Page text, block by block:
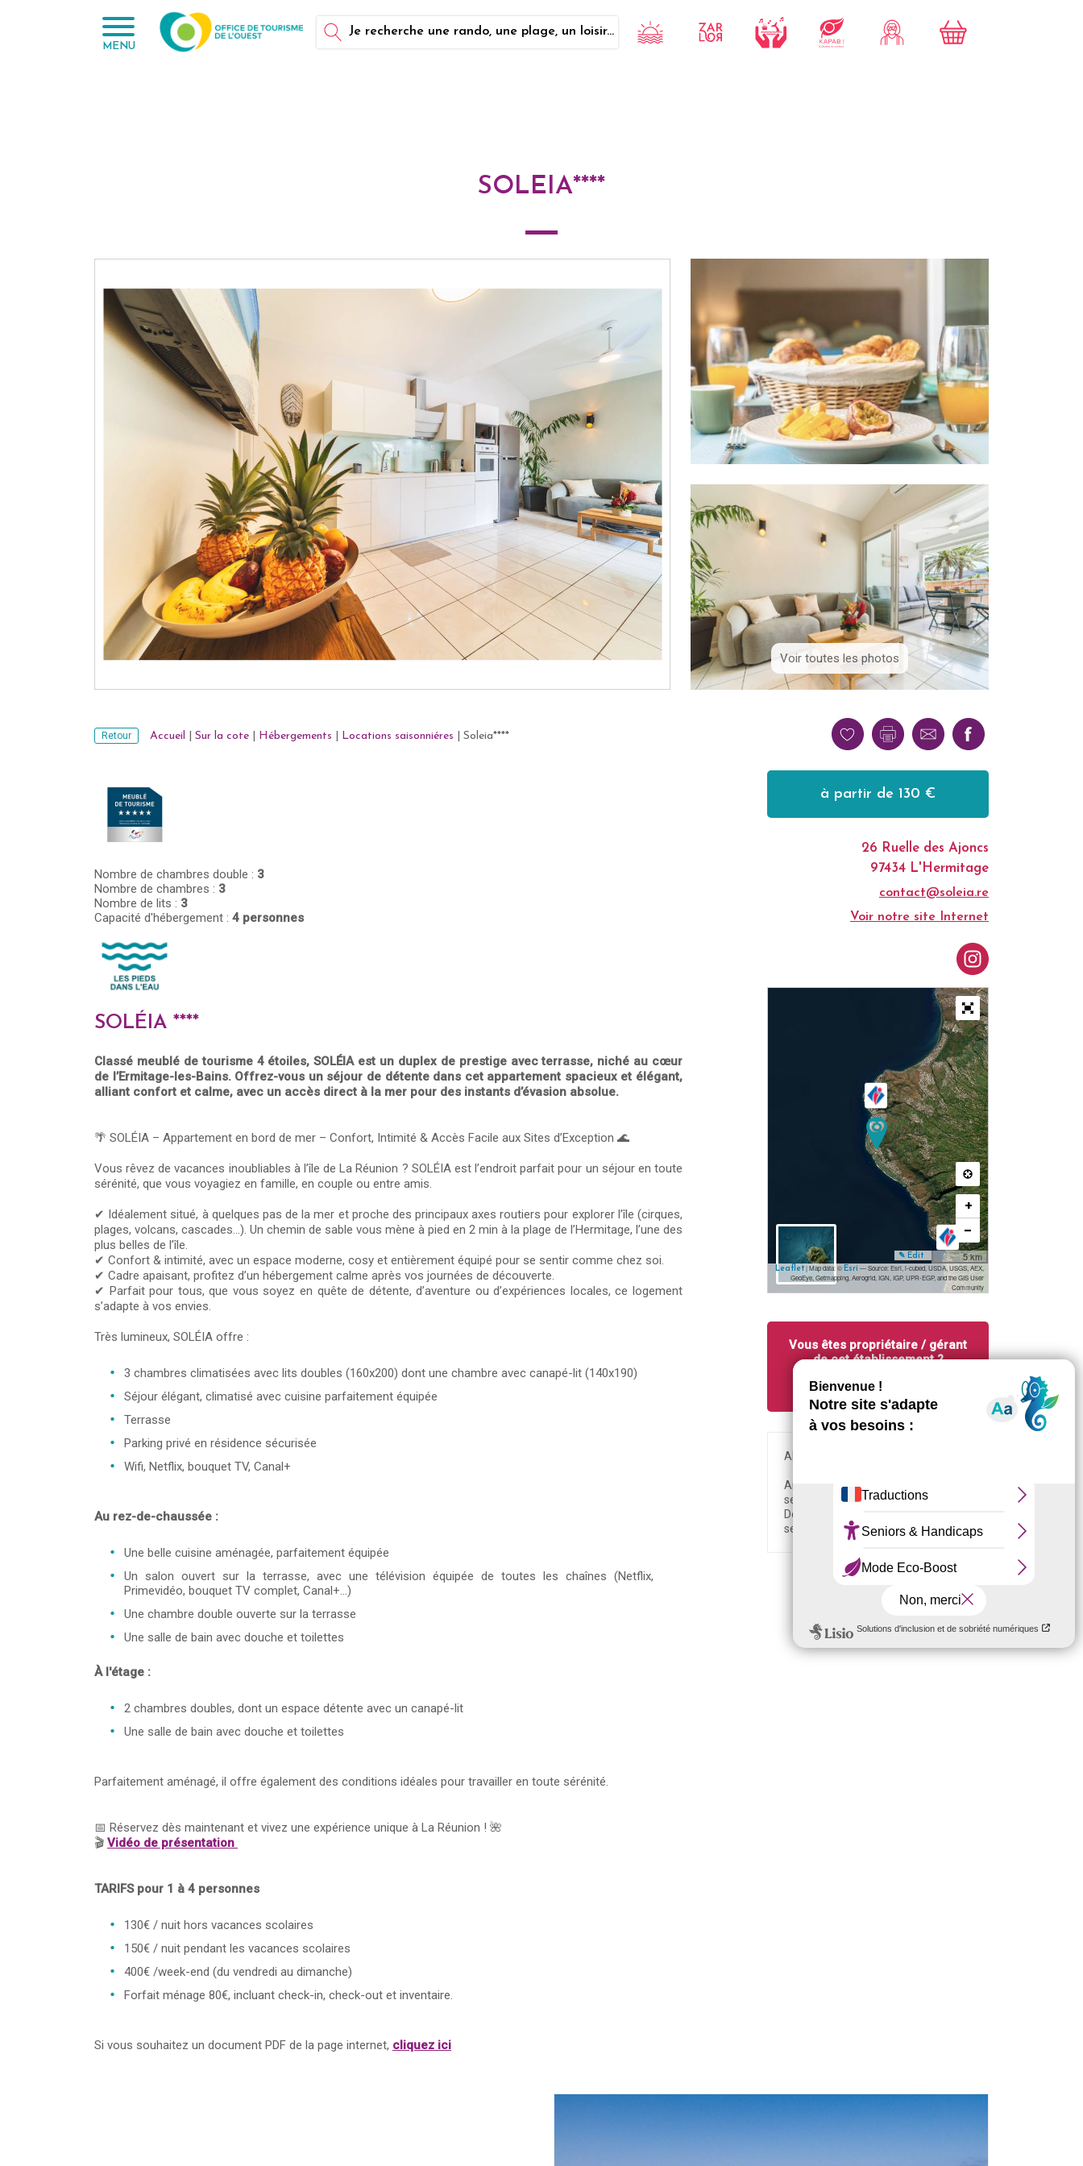
MENU
Je recherche une rando, une plage, un loisir...
SOLEIA****
Voir toutes les photos
Voir toutes les photos
Retour Accueil Sur la cote Hébergements Locations saisonniéres Soleia****
Nombre de chambres double : 3
Nombre de chambres : 3
Nombre de lits : 3
Capacité d'hébergement : 4 personnes
SOLÉIA ****
Classé meublé de tourisme 4 étoiles, SOLÉIA est un duplex de prestige avec terrasse, niché au cœur
de l’Ermitage-les-Bains. Offrez-vous un séjour de détente dans cet appartement spacieux et élégant,
alliant confort et calme, avec un accès direct à la mer pour des instants d’évasion absolue.
🌴 SOLÉIA – Appartement en bord de mer – Confort, Intimité & Accès Facile aux Sites d’Exception 🌊
Vous rêvez de vacances inoubliables à l’île de La Réunion ? SOLÉIA est l’endroit parfait pour un séjour en toute
sérénité, que vous voyagiez en famille, en couple ou entre amis.
✔ Idéalement situé, à quelques pas de la mer et proche des principaux axes routiers pour explorer l’île (cirques,
plages, volcans, cascades…). Un chemin de sable vous mène à pied en 2 min à la plage de l’Hermitage, l’une des
plus belles de l’île.
✔ Confort & intimité, avec un espace moderne, cosy et entièrement équipé pour se sentir comme chez soi.
✔ Cadre apaisant, profitez d’un hébergement calme après vos journées de découverte.
✔ Parfait pour tous, que vous soyez en quête de détente, d’aventure ou d’expériences locales, ce logement
s’adapte à vos envies.
Très lumineux, SOLÉIA offre :
3 chambres climatisées avec lits doubles (160x200) dont une chambre avec canapé-lit (140x190)
Séjour élégant, climatisé avec cuisine parfaitement équipée
Terrasse
Parking privé en résidence sécurisée
Wifi, Netflix, bouquet TV, Canal+
Au rez-de-chaussée :
Une belle cuisine aménagée, parfaitement équipée
Un salon ouvert sur la terrasse, avec une télévision équipée de toutes les chaînes (Netflix,
Primevidéo, bouquet TV complet, Canal+...)
Une chambre double ouverte sur la terrasse
Une salle de bain avec douche et toilettes
À l'étage :
2 chambres doubles, dont un espace détente avec un canapé-lit
Une salle de bain avec douche et toilettes
Parfaitement aménagé, il offre également des conditions idéales pour travailler en toute sérénité.
📅 Réservez dès maintenant et vivez une expérience unique à La Réunion ! 🌺
🎬 Vidéo de présentation
TARIFS pour 1 à 4 personnes
130€ / nuit hors vacances scolaires
150€ / nuit pendant les vacances scolaires
400€ /week-end (du vendredi au dimanche)
Forfait ménage 80€, incluant check-in, check-out et inventaire.
Si vous souhaitez un document PDF de la page internet, cliquez ici
à partir de 130 €
26 Ruelle des Ajoncs
97434 L'Hermitage
contact@soleia.re
Voir notre site Internet
+
−
5 km
✎ Edit
Leaflet| Map data: © Esri — Source: Esri, i-cubed, USDA, USGS, AEX,
GeoEye, Getmapping, Aerogrid, IGN, IGP, UPR-EGP, and the GIS User
Community
Vous êtes propriétaire / gérant
de cet établissement ?
Modifiez vos informations ici
ARRIVÉE / DÉPART
Arrivée à partir de 15h, ou avant
selon disponibilité.
Départ au plus tard à 10h, ou après
selon disponibilité.